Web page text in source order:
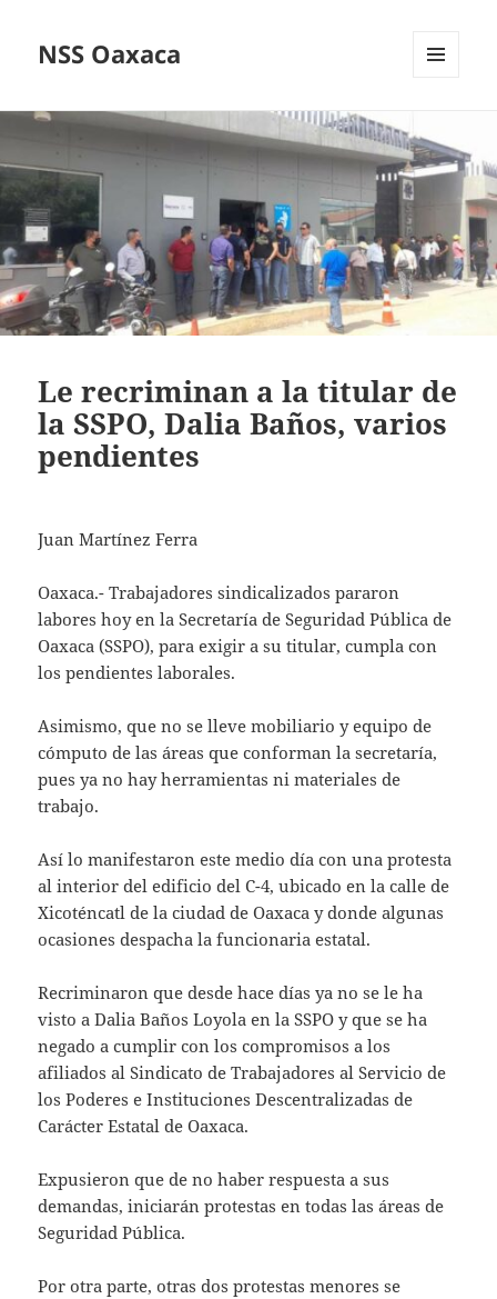
NSS Oaxaca
Le recriminan a la titular de
la SSPO, Dalia Baños, varios
pendientes
Juan Martínez Ferra
Oaxaca.- Trabajadores sindicalizados pararon
labores hoy en la Secretaría de Seguridad Pública de
Oaxaca (SSPO), para exigir a su titular, cumpla con
los pendientes laborales.
Asimismo, que no se lleve mobiliario y equipo de
cómputo de las áreas que conforman la secretaría,
pues ya no hay herramientas ni materiales de
trabajo.
Así lo manifestaron este medio día con una protesta
al interior del edificio del C-4, ubicado en la calle de
Xicoténcatl de la ciudad de Oaxaca y donde algunas
ocasiones despacha la funcionaria estatal.
Recriminaron que desde hace días ya no se le ha
visto a Dalia Baños Loyola en la SSPO y que se ha
negado a cumplir con los compromisos a los
afiliados al Sindicato de Trabajadores al Servicio de
los Poderes e Instituciones Descentralizadas de
Carácter Estatal de Oaxaca.
Expusieron que de no haber respuesta a sus
demandas, iniciarán protestas en todas las áreas de
Seguridad Pública.
Por otra parte, otras dos protestas menores se